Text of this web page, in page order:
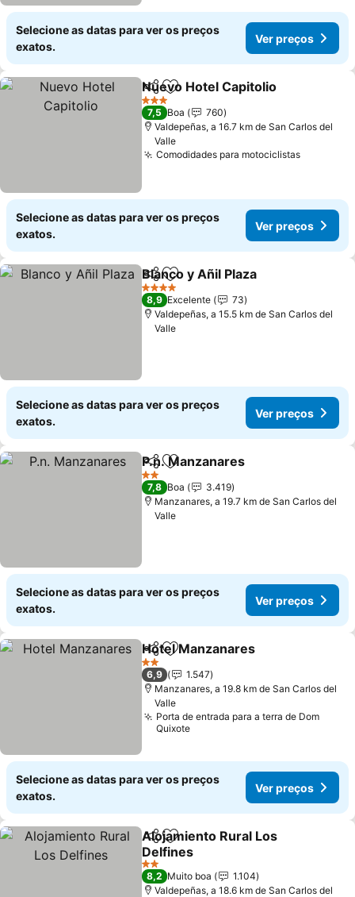
Selecione as datas para ver os preços
exatos.
Ver preços
PartilharAdicionar aos favoritos
Nuevo Hotel Capitolio
3 Estrelas
7,5 Boa
760
Valdepeñas, a 16.7 km de San Carlos del
Valle
Comodidades para motociclistas
Selecione as datas para ver os preços
exatos.
Ver preços
PartilharAdicionar aos favoritos
Blanco y Añil Plaza
4 Estrelas
8,9 Excelente
73
Valdepeñas, a 15.5 km de San Carlos del
Valle
Selecione as datas para ver os preços
exatos.
Ver preços
PartilharAdicionar aos favoritos
P.n. Manzanares
2 Estrelas
7,8 Boa
3.419
Manzanares, a 19.7 km de San Carlos del
Valle
Selecione as datas para ver os preços
exatos.
Ver preços
PartilharAdicionar aos favoritos
Hotel Manzanares
2 Estrelas
6,9
1.547
Manzanares, a 19.8 km de San Carlos del
Valle
Porta de entrada para a terra de Dom
Quixote
Selecione as datas para ver os preços
exatos.
Ver preços
PartilharAdicionar aos favoritos
Alojamiento Rural Los
Delfines
2 Estrelas
8,2 Muito boa
1.104
Valdepeñas, a 18.6 km de San Carlos del